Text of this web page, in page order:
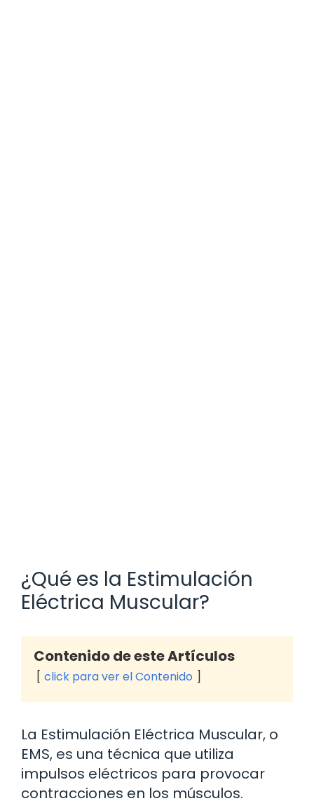
¿Qué es la Estimulación
Eléctrica Muscular?
Contenido de este Artículos
click para ver el Contenido
La Estimulación Eléctrica Muscular, o
EMS, es una técnica que utiliza
impulsos eléctricos para provocar
contracciones en los músculos.